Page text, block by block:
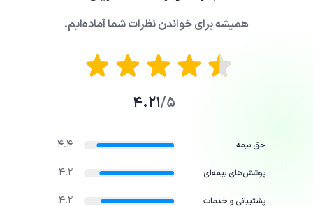
همیشه برای خواندن نظرات شما آماده‌ایم.
5/
4.21
حق بیمه 4.4
پوشش‌های بیمه‌ای 4.2
پشتیبانی و خدمات 4.2